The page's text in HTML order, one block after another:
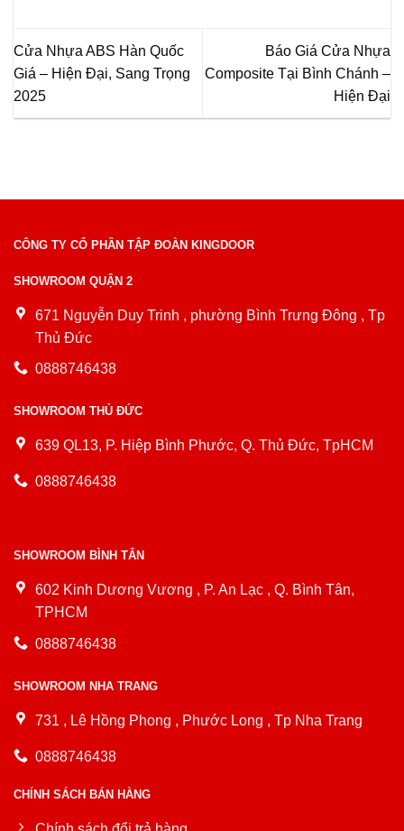
Cửa Nhựa ABS Hàn Quốc
Giá – Hiện Đại, Sang Trọng
2025
Báo Giá Cửa Nhựa
Composite Tại Bình Chánh –
Hiện Đại
CÔNG TY CỔ PHẦN TẬP ĐOÀN KINGDOOR
SHOWROOM QUẬN 2
671 Nguyễn Duy Trinh , phường Bình Trưng Đông , Tp
Thủ Đức
0888746438
SHOWROOM THỦ ĐỨC
639 QL13, P. Hiệp Bình Phước, Q. Thủ Đức, TpHCM
0888746438
SHOWROOM BÌNH TÂN
602 Kinh Dương Vương , P. An Lạc , Q. Bình Tân,
TPHCM
0888746438
SHOWROOM NHA TRANG
731 , Lê Hồng Phong , Phước Long , Tp Nha Trang
0888746438
CHÍNH SÁCH BÁN HÀNG